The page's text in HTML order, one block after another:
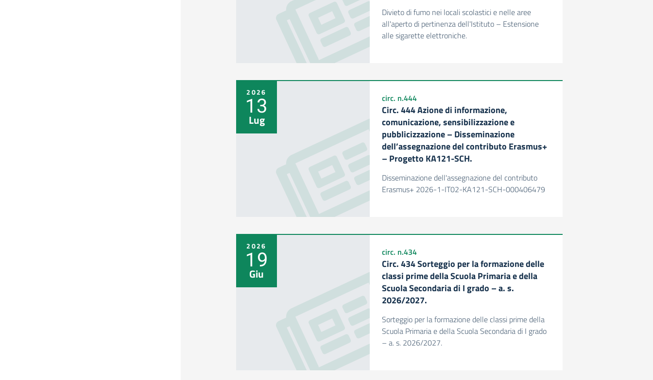
Divieto di fumo nei locali scolastici e nelle aree
all'aperto di pertinenza dell'Istituto – Estensione
alle sigarette elettroniche.
2026
13
Lug
circ. n.444
Circ. 444 Azione di informazione,
comunicazione, sensibilizzazione e
pubblicizzazione – Disseminazione
dell’assegnazione del contributo Erasmus+
– Progetto KA121-SCH.
Disseminazione dell'assegnazione del contributo
Erasmus+ 2026-1-IT02-KA121-SCH-000406479
2026
19
Giu
circ. n.434
Circ. 434 Sorteggio per la formazione delle
classi prime della Scuola Primaria e della
Scuola Secondaria di I grado – a. s.
2026/2027.
Sorteggio per la formazione delle classi prime della
Scuola Primaria e della Scuola Secondaria di I grado
– a. s. 2026/2027.